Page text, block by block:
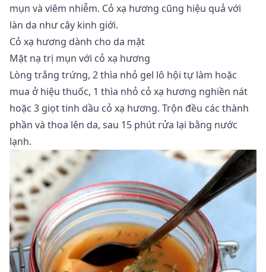
mụn và viêm nhiễm. Cỏ xạ hương cũng hiệu quả với
làn da như cây kinh giới.
Cỏ xạ hương dành cho da mặt
Mặt nạ trị mụn với cỏ xạ hương
Lòng trắng trứng, 2 thìa nhỏ gel lô hội tự làm hoặc
mua ở hiệu thuốc, 1 thìa nhỏ cỏ xạ hương nghiền nát
hoặc 3 giọt tinh dầu cỏ xạ hương. Trộn đều các thành
phần và thoa lên da, sau 15 phút rửa lại bằng nước
lạnh.